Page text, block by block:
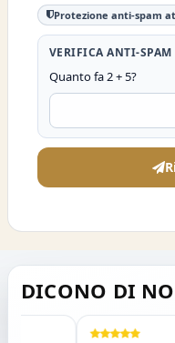
Protezione anti-spam
VERIFICA ANTI-SPAM
Quanto fa 2 + 5?
DICONO DI